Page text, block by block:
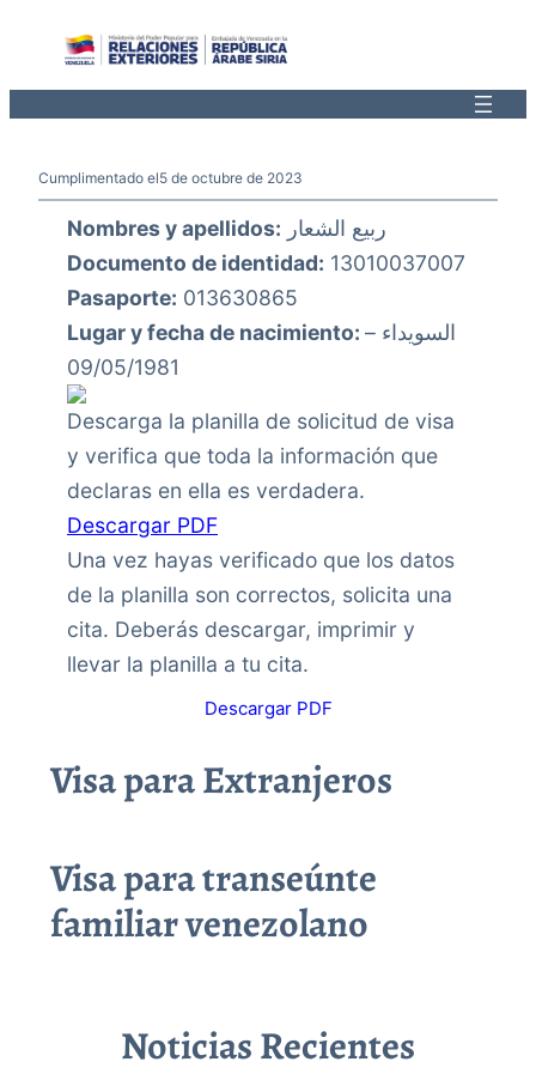
Cumplimentado el5 de octubre de 2023
Nombres y apellidos: ربيع الشعار
Documento de identidad: 13010037007
Pasaporte: 013630865
Lugar y fecha de nacimiento: السويداء –
09/05/1981
Descarga la planilla de solicitud de visa
y verifica que toda la información que
declaras en ella es verdadera.
Descargar PDF
Una vez hayas verificado que los datos
de la planilla son correctos, solicita una
cita. Deberás descargar, imprimir y
llevar la planilla a tu cita.
Descargar PDF
Visa para Extranjeros
Visa para transeúnte
familiar venezolano
Noticias Recientes